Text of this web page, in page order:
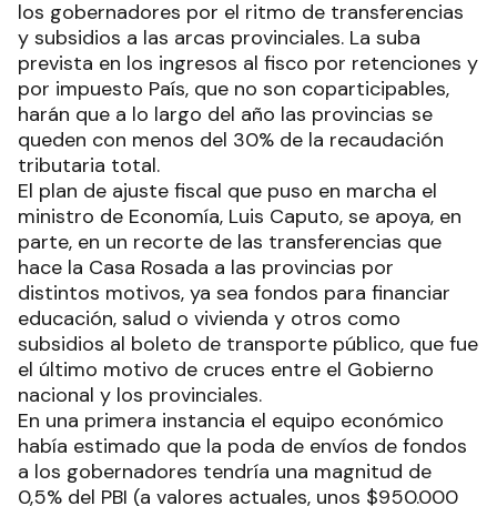
los gobernadores por el ritmo de transferencias
y subsidios a las arcas provinciales. La suba
prevista en los ingresos al fisco por retenciones y
por impuesto País, que no son coparticipables,
harán que a lo largo del año las provincias se
queden con menos del 30% de la recaudación
tributaria total.
El plan de ajuste fiscal que puso en marcha el
ministro de Economía, Luis Caputo, se apoya, en
parte, en un recorte de las transferencias que
hace la Casa Rosada a las provincias por
distintos motivos, ya sea fondos para financiar
educación, salud o vivienda y otros como
subsidios al boleto de transporte público, que fue
el último motivo de cruces entre el Gobierno
nacional y los provinciales.
En una primera instancia el equipo económico
había estimado que la poda de envíos de fondos
a los gobernadores tendría una magnitud de
0,5% del PBI (a valores actuales, unos $950.000